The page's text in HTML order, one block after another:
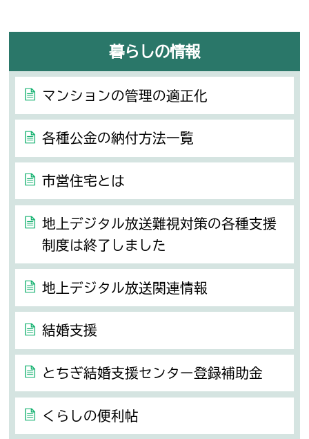
暮らしの情報
マンションの管理の適正化
各種公金の納付方法一覧
市営住宅とは
地上デジタル放送難視対策の各種支援
制度は終了しました
地上デジタル放送関連情報
結婚支援
とちぎ結婚支援センター登録補助金
くらしの便利帖